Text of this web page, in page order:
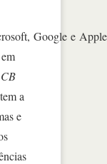
Google e
CB
a
e